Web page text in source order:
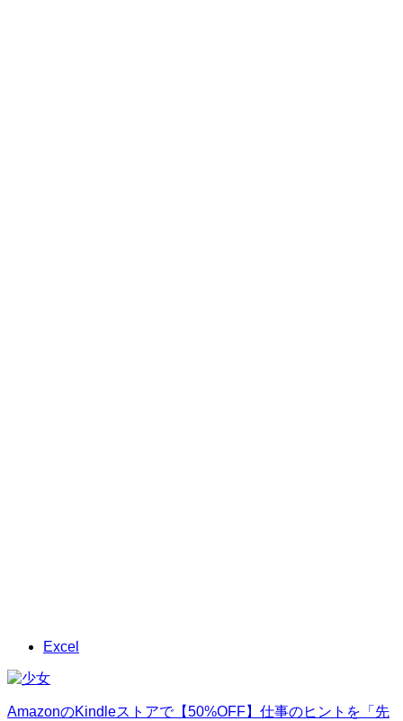
Excel
AmazonのKindleストアで【50%OFF】仕事のヒントを「先